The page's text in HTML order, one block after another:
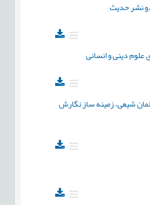
نشر حدیث
دینی و انسانی
شیعی، زمینه ساز نگارش